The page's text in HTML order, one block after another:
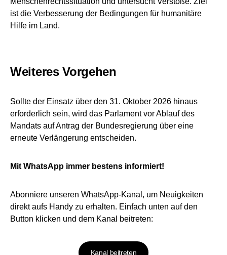
ist die Verbesserung der Bedingungen für humanitäre
Hilfe im Land.
Weiteres Vorgehen
Sollte der Einsatz über den 31. Oktober 2026 hinaus
erforderlich sein, wird das Parlament vor Ablauf des
Mandats auf Antrag der Bundesregierung über eine
erneute Verlängerung entscheiden.
Mit WhatsApp immer bestens informiert!
Abonniere unseren WhatsApp-Kanal, um Neuigkeiten
direkt aufs Handy zu erhalten. Einfach unten auf den
Button klicken und dem Kanal beitreten:
Kanal beitreten